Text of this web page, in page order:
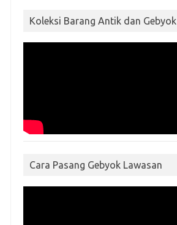
Koleksi Barang Antik dan Gebyok
Cara Pasang Gebyok Lawasan